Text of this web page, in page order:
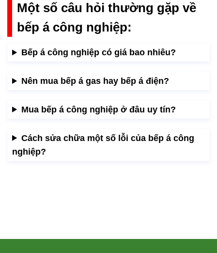
Một số câu hỏi thường gặp về
bếp á công nghiệp:
Bếp á công nghiệp có giá bao nhiêu?
Nên mua bếp á gas hay bếp á điện?
Mua bếp á công nghiệp ở đâu uy tín?
Cách sửa chữa một số lỗi của bếp á công
nghiệp?